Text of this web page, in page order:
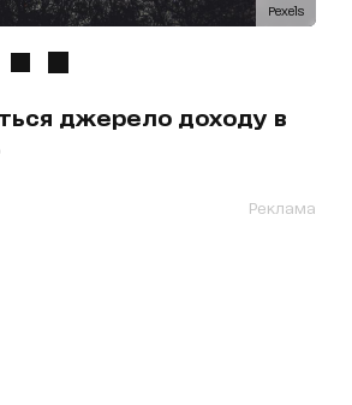
Pexels
джерело доходу в
Реклама